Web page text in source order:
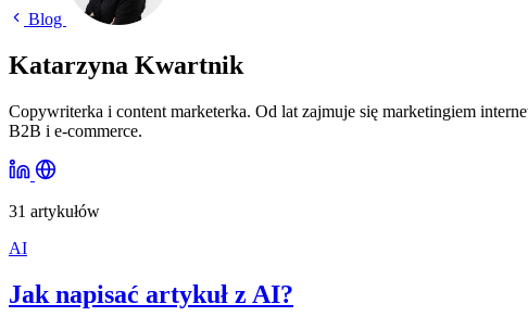
Blog
Katarzyna Kwartnik
Copywriterka i content marketerka. Od lat zajmuje się marketingiem
B2B i e-commerce.
31 artykułów
AI
Jak napisać artykuł z AI?